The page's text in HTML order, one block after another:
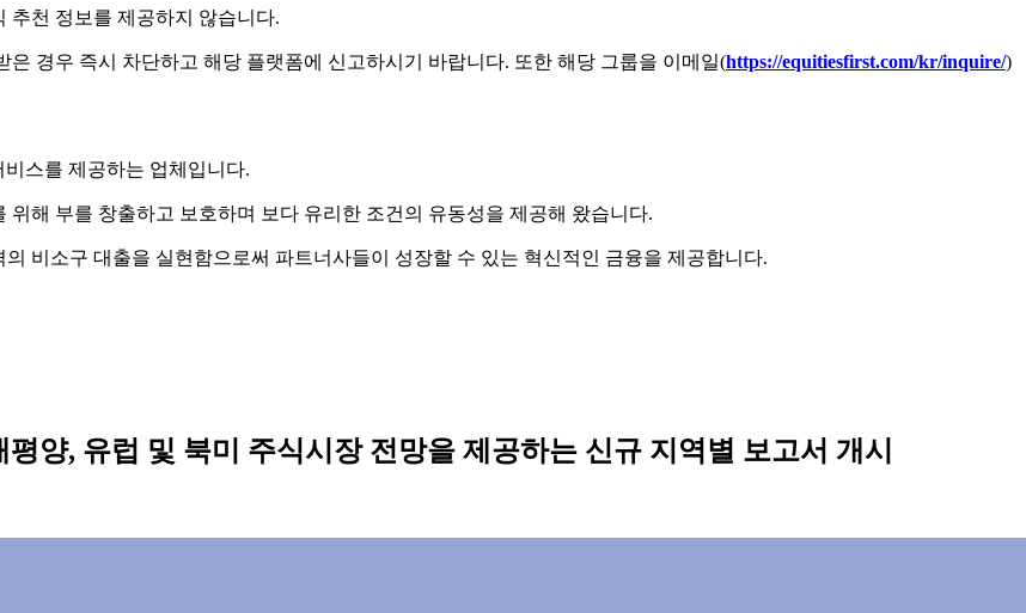
추천 정보를 제공하지 않습니다.
경우 즉시 차단하고 해당 플랫폼에 신고하시기 바랍니다. 또한 해당 그룹을 이메일(https://equitiesfirst.com/kr/inquire/)
스를 제공하는 업체입니다.
해 부를 창출하고 보호하며 보다 유리한 조건의 유동성을 제공해 왔습니다.
비소구 대출을 실현함으로써 파트너사들이 성장할 수 있는 혁신적인 금융을 제공합니다.
양, 유럽 및 북미 주식시장 전망을 제공하는 신규 지역별 보고서 개시